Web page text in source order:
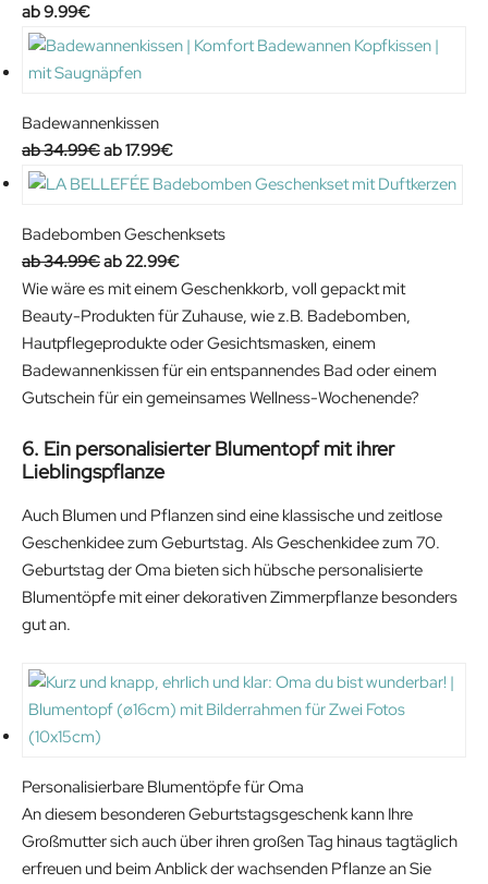
9.99€
Badewannenkissen
34.99€O
r
g
i
n
a
l
p
r
c
e
a
:
9
9
17.99€C
u
r
e
n
t
p
r
i
e
1
€
.
Badebomben Geschenksets
34.99€O
r
i
g
i
n
l
p
i
e
.
9
9
€
22.99€C
u
r
r
e
n
p
c
e
9
€
.
Wie wäre es mit einem Geschenkkorb, voll gepackt mit
Beauty-Produkten für Zuhause, wie z.B. Badebomben,
Hautpflegeprodukte oder Gesichtsmasken, einem
Badewannenkissen für ein entspannendes Bad oder einem
Gutschein für ein gemeinsames Wellness-Wochenende?
6. Ein personalisierter Blumentopf mit ihrer
Lieblingspflanze
Auch Blumen und Pflanzen sind eine klassische und zeitlose
Geschenkidee zum Geburtstag. Als Geschenkidee zum 70.
Geburtstag der Oma bieten sich hübsche personalisierte
Blumentöpfe mit einer dekorativen Zimmerpflanze besonders
gut an.
Personalisierbare Blumentöpfe für Oma
An diesem besonderen Geburtstagsgeschenk kann Ihre
Großmutter sich auch über ihren großen Tag hinaus tagtäglich
erfreuen und beim Anblick der wachsenden Pflanze an Sie